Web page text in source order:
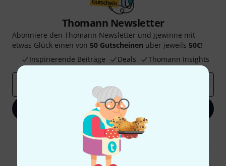
Thomann Newsletter
Abonniere den Thomann Newsletter und gewinne mit
etwas Glück einen von 50 Gutscheinen über jeweils 50€!
Inspirierende Beiträge
Deals Thomann Insights
Jetzt anmelden
Mit Klick auf „Jetzt anmelden“ stimmen Sie dem Erhalt von E-Mail-
Werbung und einer Messung des E-Mail-Nutzungsverhaltens zu. Die
Abmeldung ist jederzeit möglich. Weitere Informationen finden Sie in
unserenDatenschutzhinweisen